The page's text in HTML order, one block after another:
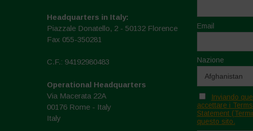
Headquarters in Italy:
Piazzale Donatello, 2 - 50132 Florence
Fax 055-350281
C.F.: 94192980483
Operational Headquarters
Via Macerata 22A
00176 Rome - Italy
Italy
Email
Nazione
Inviando
accettare i
Statement
questo sito.